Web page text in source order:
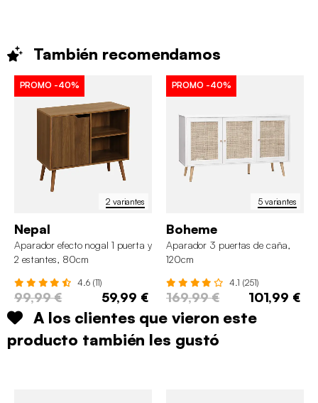
También recomendamos
2 variantes
PROMO -40%
Nepal
Aparador efecto nogal 1 puerta y
2 estantes, 80cm
4.6 (11)
99,99 € 59,99 €
5 variantes
PROMO -40%
Boheme
Aparador 3 puertas de caña,
120cm
4.1 (251)
169,99 € 101,99 €
A los clientes que vieron este
producto también les gustó